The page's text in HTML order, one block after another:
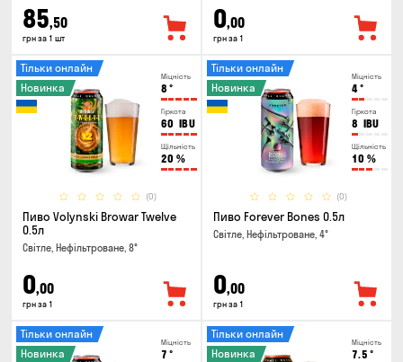
85,50
грн за 1 шт
0,00
грн за 1
Міцність
8 °
Гіркота
60 IBU
Щільність
20 %
(0)
Тільки онлайн
Новинка
Пиво Volynski Browar Twelve
0.5л
Світле, Нефільтроване, 8°
0,00
грн за 1
Міцність
4°
Гіркота
8 IBU
Щільність
10 %
(0)
Тільки онлайн
Новинка
Пиво Forever Bones 0.5л
Світле, Нефільтроване, 4°
0,00
грн за 1
Міцність
7 °
Тільки онлайн
Новинка
Міцність
7.5 °
Тільки онлайн
Новинка